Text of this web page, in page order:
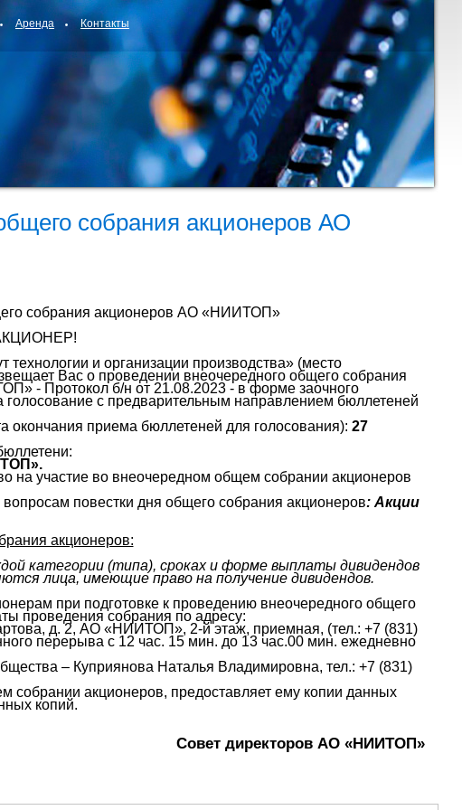
Аренда Контакты
собрания акционеров АО
собрания акционеров АО «НИИТОП»
и организации производства» (место
Вас о проведении внеочередного общего собрания
- Протокол б/н от 21.08.2023 - в форме заочного
с предварительным направлением бюллетеней
окончания приема бюллетеней для голосования): 27
на участие во внеочередном общем собрании акционеров
повестки дня общего собрания акционеров: Акции
акционеров:
категории (типа), сроках и форме выплаты дивидендов
лица, имеющие право на получение дивидендов.
при подготовке к проведению внеочередного общего
проведения собрания по адресу:
д. 2, АО «НИИТОП», 2-й этаж, приемная, (тел.: +7 (831)
перерыва с 12 час. 15 мин. до 13 час.00 мин. ежедневно
– Куприянова Наталья Владимировна, тел.: +7 (831)
акционеров, предоставляет ему копии данных
копий.
Совет директоров АО «НИИТОП»